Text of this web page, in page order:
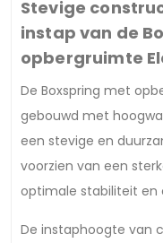
Stevige
instap van de
opbergruimte
De Boxspring met
gebouwd met
een stevige en
voorzien van een
optimale stabiliteit en
De instaphoogte van